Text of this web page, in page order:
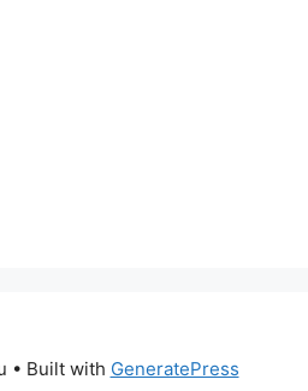
• Built with GeneratePress